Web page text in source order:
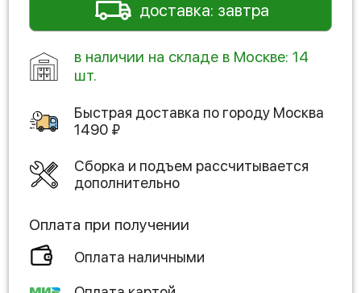
доставка: завтра
в наличии на складе в Москве: 14
шт.
Быстрая доставка по городу Москва
1490 ₽
Сборка и подъем рассчитывается
дополнительно
Оплата при получении
Оплата наличными